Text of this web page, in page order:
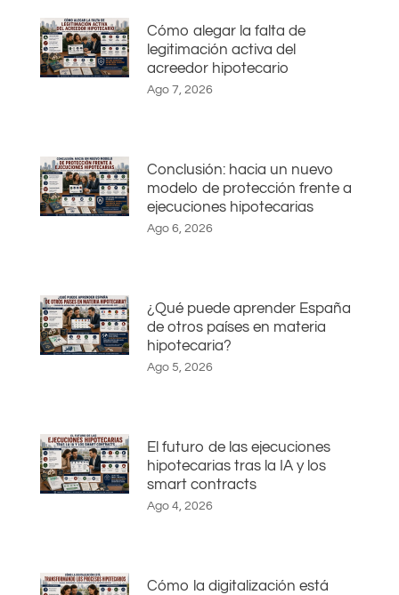
Cómo alegar la falta de
legitimación activa del
acreedor hipotecario
Ago 7, 2026
Conclusión: hacia un nuevo
modelo de protección frente a
ejecuciones hipotecarias
Ago 6, 2026
¿Qué puede aprender España
de otros países en materia
hipotecaria?
Ago 5, 2026
El futuro de las ejecuciones
hipotecarias tras la IA y los
smart contracts
Ago 4, 2026
Cómo la digitalización está